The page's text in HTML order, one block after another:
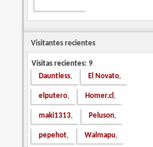
Visitantes recientes
Visitas recientes: 9
Dauntless, El Novato,
elputero, Homer.cl,
maki1313, Peluson,
pepehot, Walmapu,